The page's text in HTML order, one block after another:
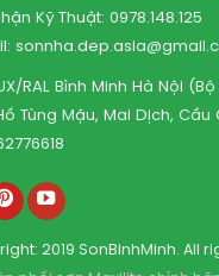
Kỹ Thuật:0978.148.125
RAL Bình Minh Hà Nội
Tùng Mậu, Mai Dịch, Cầu
2019 SonBinhMinh. All